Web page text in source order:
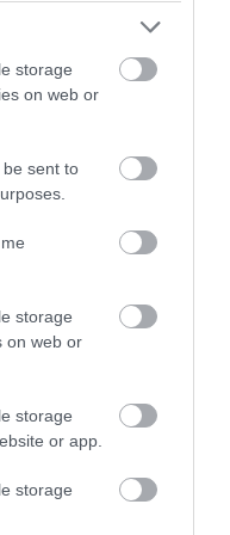
storage
on web or
sent to
storage
on web or
storage
or app.
storage
τις
Γερμανία. Ο
Γερμανία,
Το AfD
, δήλωσε
καθηγητής στο
γνωρίζει
για την